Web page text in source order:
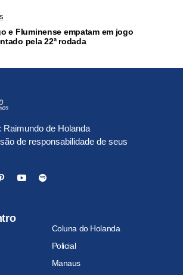
e Fluminense empatam em jogo
pela 22ª rodada
Raimundo de Holanda
de responsabilidade de seus
Coluna do Holanda
Policial
Manaus